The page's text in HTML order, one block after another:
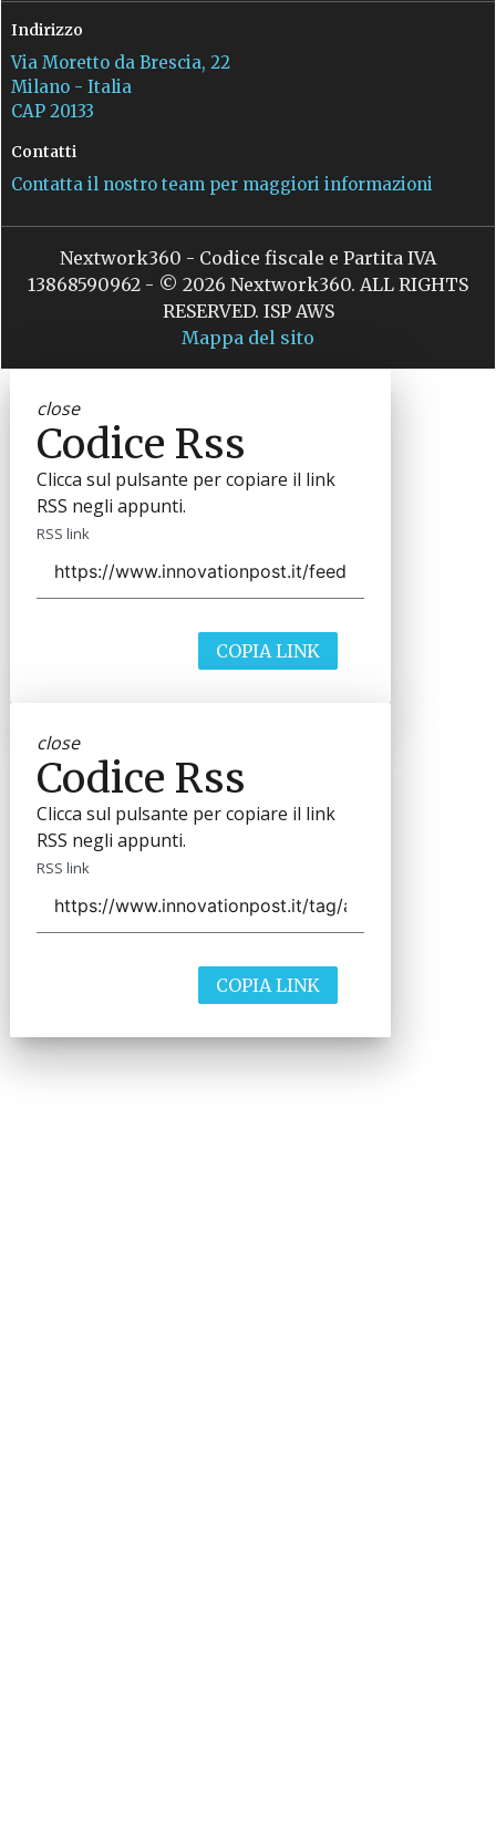
Indirizzo
Via Moretto da Brescia, 22
Milano - Italia
CAP 20133
Contatti
Contatta il nostro team per maggiori informazioni
Nextwork360 - Codice fiscale e Partita IVA
13868590962 - © 2026 Nextwork360. ALL RIGHTS
RESERVED. ISP AWS
Mappa del sito
close
Codice Rss
Clicca sul pulsante per copiare il link
RSS negli appunti.
RSS link
COPIA LINK
close
Codice Rss
Clicca sul pulsante per copiare il link
RSS negli appunti.
RSS link
COPIA LINK